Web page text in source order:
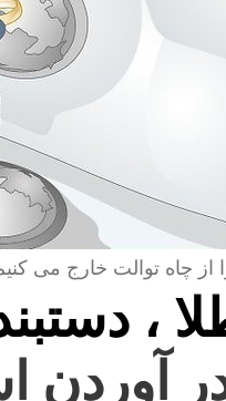
چاه توالت خارج می
،
آوردن